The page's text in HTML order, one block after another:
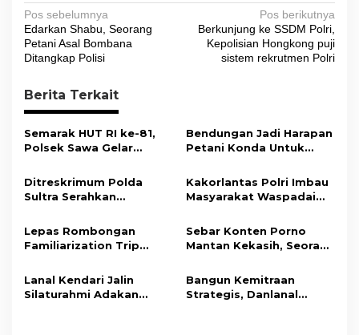
N
a
v
i
g
a
s
i
p
o
s
Pos sebelumnya
Edarkan Shabu, Seorang
Petani Asal Bombana
Ditangkap Polisi
Pos berikutnya
Berkunjung ke SSDM Polri,
Kepolisian Hongkong puji
sistem rekrutmen Polri
Berita Terkait
Semarak HUT RI ke-81,
Polsek Sawa Gelar
Pembukaan Pekan
Olahraga 2026 Tingkat
Bendungan Jadi Harapan
Petani Konda Untuk
Padi
Ditreskrimum Polda
Sultra Serahkan
Bukti Kasus Dugaan
Penyelenggaraan
Perjalanan Ibadah Umrah
Kakorlantas Polri Imbau
Masyarakat Waspadai
Baru
Lepas Rombongan
Familiarization Trip
Promosikan Wisata dan
Gerakkan Ekonomi
Sebar Konten Porno
Mantan Kekasih, Seorang
Tahun Penjara
Lanal Kendari Jalin
Silaturahmi Adakan
Bangun Kemitraan
Strategis, Danlanal